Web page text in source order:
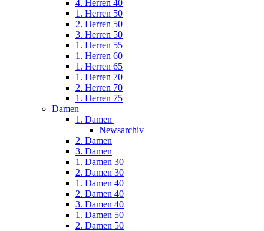
4. Herren 40
1. Herren 50
2. Herren 50
3. Herren 50
1. Herren 55
1. Herren 60
1. Herren 65
1. Herren 70
2. Herren 70
1. Herren 75
Damen
1. Damen
Newsarchiv
2. Damen
3. Damen
1. Damen 30
2. Damen 30
1. Damen 40
2. Damen 40
3. Damen 40
1. Damen 50
2. Damen 50